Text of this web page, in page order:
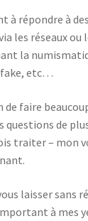
à répondre à
les réseaux
la
fake, etc…
faire
questions de
traiter – mon
laisser sans
à mes